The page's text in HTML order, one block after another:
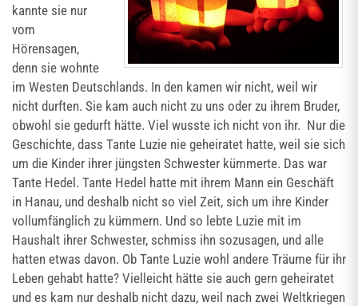
kannte sie nur
vom
Hörensagen,
denn sie wohnte
im Westen Deutschlands. In den kamen wir nicht, weil wir
nicht durften. Sie kam auch nicht zu uns oder zu ihrem Bruder,
obwohl sie gedurft hätte. Viel wusste ich nicht von ihr. Nur die
Geschichte, dass Tante Luzie nie geheiratet hatte, weil sie sich
um die Kinder ihrer jüngsten Schwester kümmerte. Das war
Tante Hedel. Tante Hedel hatte mit ihrem Mann ein Geschäft
in Hanau, und deshalb nicht so viel Zeit, sich um ihre Kinder
vollumfänglich zu kümmern. Und so lebte Luzie mit im
Haushalt ihrer Schwester, schmiss ihn sozusagen, und alle
hatten etwas davon. Ob Tante Luzie wohl andere Träume für ihr
Leben gehabt hatte? Vielleicht hätte sie auch gern geheiratet
und es kam nur deshalb nicht dazu, weil nach zwei Weltkriegen